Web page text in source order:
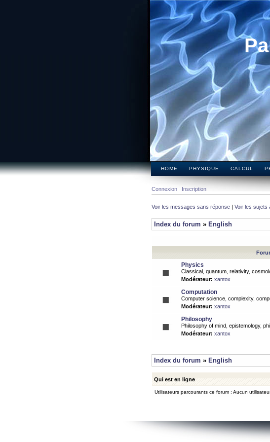
HOME PHYSIQUE CALCUL
Connexion Inscription
Voir les messages sans réponse | Voir les sujets
Index du forum » English
Physics
Classical, quantum, relativity,
Modérateur: xantox
Computation
Computer science, complexity,
Modérateur: xantox
Philosophy
Philosophy of mind, epistemology,
Modérateur: xantox
Index du forum » English
Qui est en ligne
Utilisateurs parcourants ce forum : Aucun